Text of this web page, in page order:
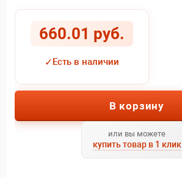
660.01 руб.
✓Есть в наличии
В корзину
или вы можете
купить товар в 1 клик